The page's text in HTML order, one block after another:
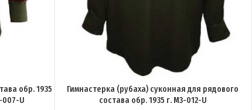
обр. 1935
007-U
Гимнастерка (рубаха) суконная для рядового
состава обр. 1935 г. M3-012-U